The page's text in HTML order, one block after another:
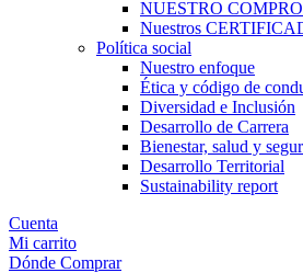
NUESTRO
Nuestros
Política social
Nuestro enfoque
Ética y código de
Diversidad e Inclusión
Desarrollo de Carrera
Bienestar, salud y
Desarrollo Territorial
Sustainability report
Cuenta
Mi carrito
Dónde Comprar